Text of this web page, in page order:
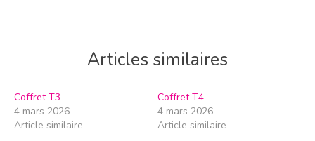
Articles similaires
Coffret T3
4 mars 2026
Article similaire
Coffret T4
4 mars 2026
Article similaire